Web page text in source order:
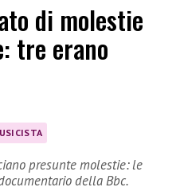
di molestie
tre erano
presunte molestie: le
della Bbc.